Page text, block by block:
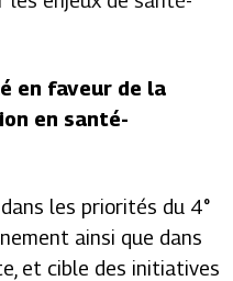
en faveur de la
en santé-
les priorités du 4°
ainsi que dans
et cible des initiatives